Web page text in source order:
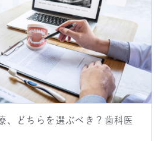
、どちらを選ぶべき？歯科医